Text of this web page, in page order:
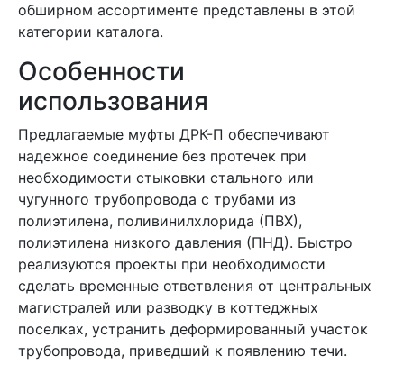
обширном ассортименте представлены в этой
категории каталога.
Особенности
использования
Предлагаемые муфты ДРК-П обеспечивают
надежное соединение без протечек при
необходимости стыковки стального или
чугунного трубопровода с трубами из
полиэтилена, поливинилхлорида (ПВХ),
полиэтилена низкого давления (ПНД). Быстро
реализуются проекты при необходимости
сделать временные ответвления от центральных
магистралей или разводку в коттеджных
поселках, устранить деформированный участок
трубопровода, приведший к появлению течи.